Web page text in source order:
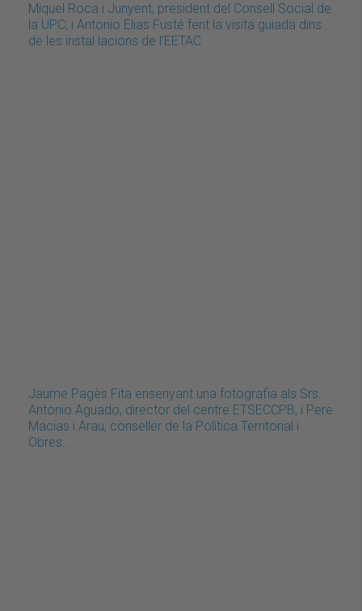
Miquel Roca i Junyent, president del Consell Social de
la UPC, i Antonio Elias Fusté fent la visita guiada dins
de les instal·lacions de l'EETAC
Jaume Pagès Fita ensenyant una fotografia als Srs.
Antonio Aguado, director del centre ETSECCPB, i Pere
Macias i Arau, conseller de la Política Territorial i
Obres…